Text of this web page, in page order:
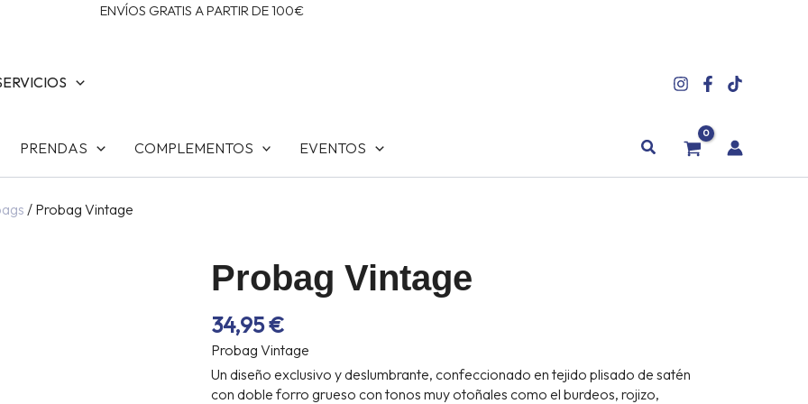
ENVÍOS GRATIS A PARTIR DE 100€
PRENDAS COMPLEMENTOS EVENTOS Buscar
/ Probag Vintage
Probag Vintage
34,95€
Probag Vintage
Un diseño exclusivo y deslumbrante, confeccionado en tejido plisado de satén
con doble forro grueso con tonos muy otoñales como el burdeos, rojizo,